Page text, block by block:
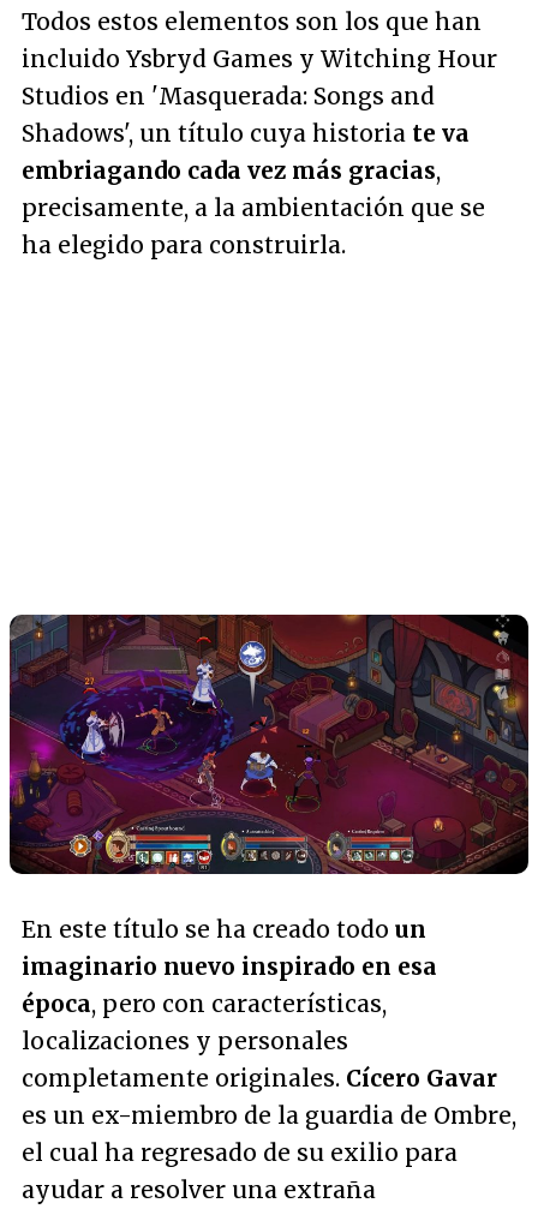
Todos estos elementos son los que han
incluido Ysbryd Games y Witching Hour
Studios en 'Masquerada: Songs and
Shadows', un título cuya historia te va
embriagando cada vez más gracias,
precisamente, a la ambientación que se
ha elegido para construirla.
En este título se ha creado todo un
imaginario nuevo inspirado en esa
época, pero con características,
localizaciones y personales
completamente originales. Cícero Gavar
es un ex-miembro de la guardia de Ombre,
el cual ha regresado de su exilio para
ayudar a resolver una extraña